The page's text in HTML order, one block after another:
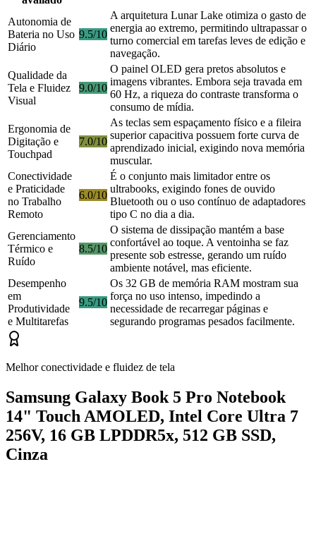
Autonomia de
Bateria no Uso
Diário
9.5/10
A arquitetura Lunar Lake otimiza o gasto de
energia ao extremo, permitindo ultrapassar o
turno comercial em tarefas leves de edição e
navegação.
Qualidade da
Tela e Fluidez
Visual
9.0/10
O painel OLED gera pretos absolutos e
imagens vibrantes. Embora seja travada em
60 Hz, a riqueza do contraste transforma o
consumo de mídia.
Ergonomia de
Digitação e
Touchpad
7.0/10
As teclas sem espaçamento físico e a fileira
superior capacitiva possuem forte curva de
aprendizado inicial, exigindo nova memória
muscular.
Conectividade
e Praticidade
no Trabalho
Remoto
6.0/10
É o conjunto mais limitador entre os
ultrabooks, exigindo fones de ouvido
Bluetooth ou o uso contínuo de adaptadores
tipo C no dia a dia.
Gerenciamento
Térmico e
Ruído
8.5/10
O sistema de dissipação mantém a base
confortável ao toque. A ventoinha se faz
presente sob estresse, gerando um ruído
ambiente notável, mas eficiente.
Desempenho
em
Produtividade
e Multitarefas
9.5/10
Os 32 GB de memória RAM mostram sua
força no uso intenso, impedindo a
necessidade de recarregar páginas e
segurando programas pesados facilmente.
Melhor conectividade e fluidez de tela
Samsung Galaxy Book 5 Pro Notebook
14" Touch AMOLED, Intel Core Ultra 7
256V, 16 GB LPDDR5x, 512 GB SSD,
Cinza